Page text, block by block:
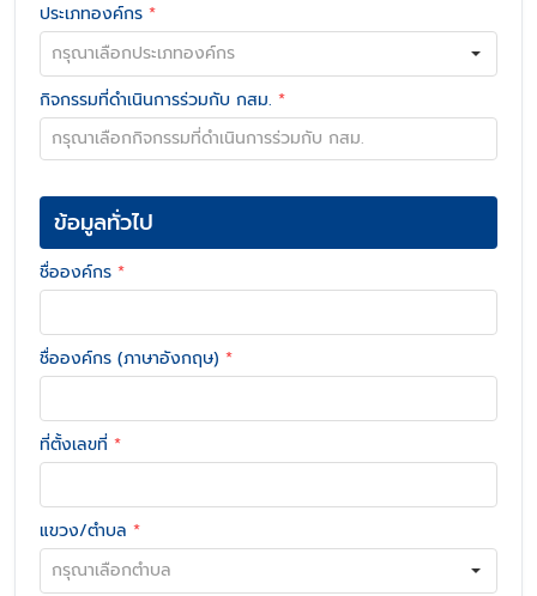
ประเภทองค์กร *
กิจกรรมที่ดำเนินการร่วมกับ กสม. *
ข้อมูลทั่วไป
ชื่อองค์กร *
ชื่อองค์กร (ภาษาอังกฤษ) *
ที่ตั้งเลขที่ *
แขวง/ตำบล *